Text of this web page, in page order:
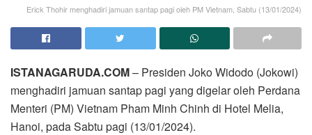
Erick Thohir menghadiri jamuan santap pagi oleh PM Vietnam, Sabtu (13/01/2024)
ISTANAGARUDA.COM– Presiden Joko Widodo (Jokowi)
menghadiri jamuan santap pagi yang digelar oleh Perdana
Menteri (PM) Vietnam Pham Minh Chinh di Hotel Melia,
Hanoi, pada Sabtu pagi (13/01/2024).